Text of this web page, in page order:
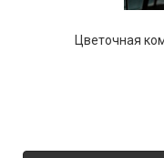
Цветочная